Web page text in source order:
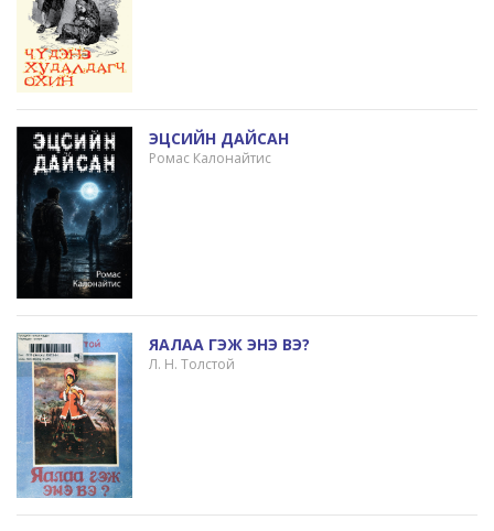
ЭЦСИЙН ДАЙСАН
Ромас Калонайтис
ЯАЛАА ГЭЖ ЭНЭ ВЭ?
Л. Н. Толстой